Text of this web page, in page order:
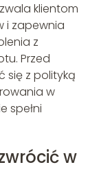
klientom
i zapewnia
z
Przed
się z polityką
w
spełni
w